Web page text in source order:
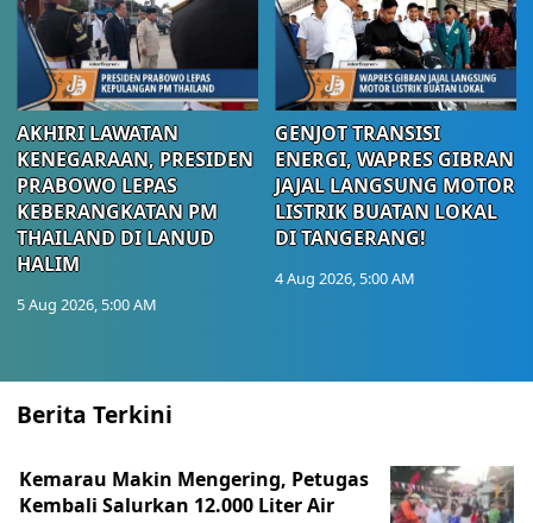
AKHIRI LAWATAN
KENEGARAAN, PRESIDEN
PRABOWO LEPAS
KEBERANGKATAN PM
THAILAND DI LANUD
HALIM
5 Aug 2026, 5:00 AM
GENJOT TRANSISI
ENERGI, WAPRES GIBRAN
JAJAL LANGSUNG MOTOR
LISTRIK BUATAN LOKAL
DI TANGERANG!
4 Aug 2026, 5:00 AM
Berita Terkini
Kemarau Makin Mengering, Petugas
Kembali Salurkan 12.000 Liter Air